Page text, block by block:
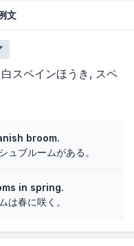
文
白スペインほうき
スペ
broom.
ュブルームがある。
in spring.
は春に咲く。